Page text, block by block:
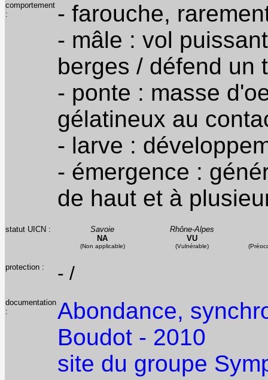
comportement
:
- farouche,
- mâle : vol
berges / défend un
- ponte : masse
gélatineux au
- larve :
- émergence :
de haut et à
statut UICN : Savoie
Rhône-Alpes
NA
(Non applicable)
VU
(Vulnérable)
protection : - /
documentation
:
Abondance,
Boudot - 2010
site du groupe